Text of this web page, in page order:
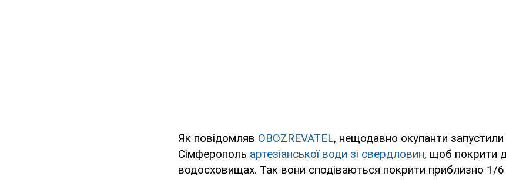
Як повідомляв OBOZREVATEL, нещодавно окупанти запустили
Сімферополь артезіанської води зі свердловин, щоб покрити
водосховищах. Так вони сподіваються покрити приблизно 1/6